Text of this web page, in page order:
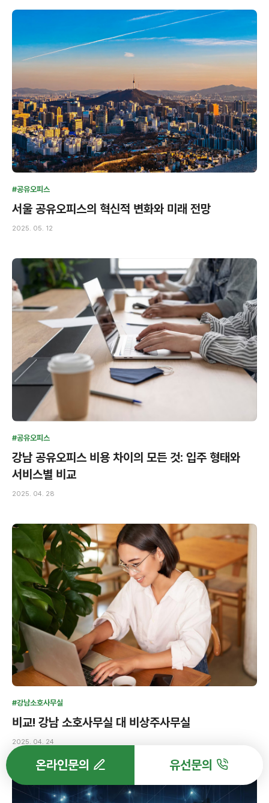
온라인문의 유선문의
#공유오피스
서울 공유오피스의 혁신적 변화와 미래 전망
2025. 05. 12
#공유오피스
강남 공유오피스 비용 차이의 모든 것: 입주 형태와
서비스별 비교
2025. 04. 28
#강남소호사무실
비교! 강남 소호사무실 대 비상주사무실
2025. 04. 24